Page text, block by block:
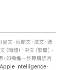
文、荷蘭文、法文、德
簡體）、中文（繁體）、
。如需進一步瞭解語言
Apple Intelligence。